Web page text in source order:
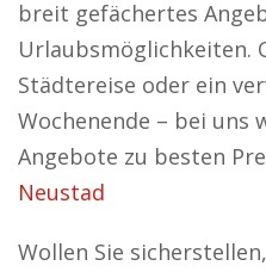
breit gefächertes
Urlaubsmöglichkeiten.
Städtereise oder ein
Wochenende – bei uns
Angebote zu besten
Neustad
Wollen Sie